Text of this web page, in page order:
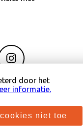
door het
informatie.
niet toe